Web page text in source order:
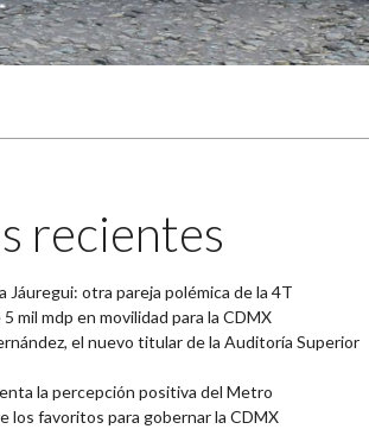
recientes
Jáuregui: otra pareja polémica de la 4T
mil mdp en movilidad para la CDMX
el nuevo titular de la Auditoría Superior
la percepción positiva del Metro
los favoritos para gobernar la CDMX